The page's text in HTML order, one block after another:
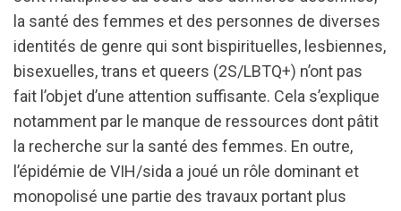
la santé des femmes et des personnes de diverses
identités de genre qui sont bispirituelles, lesbiennes,
bisexuelles, trans et queers (2S/LBTQ+) n’ont pas
fait l’objet d’une attention suffisante. Cela s’explique
notamment par le manque de ressources dont pâtit
la recherche sur la santé des femmes. En outre,
l’épidémie de VIH/sida a joué un rôle dominant et
monopolisé une partie des travaux portant plus